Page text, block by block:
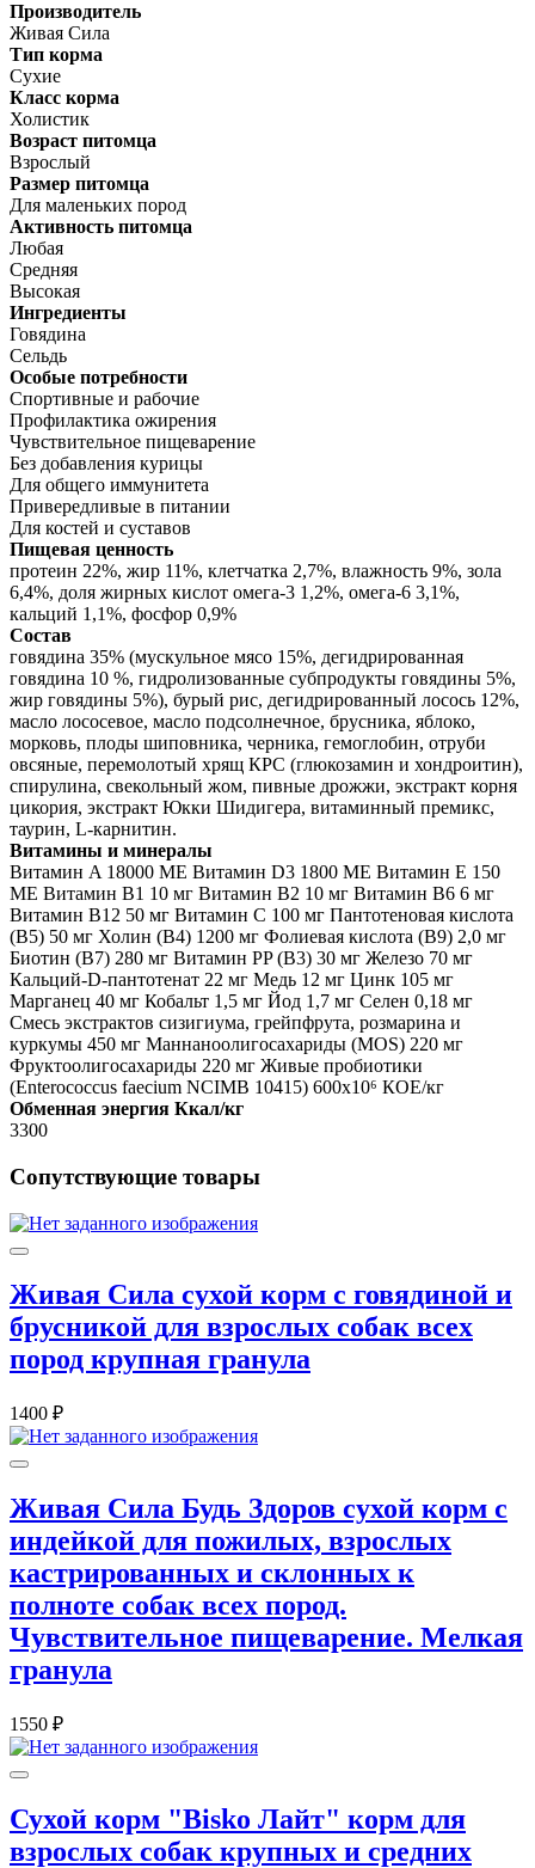
Производитель
Живая Сила
Тип корма
Сухие
Класс корма
Холистик
Возраст питомца
Взрослый
Размер питомца
Для маленьких пород
Активность питомца
Любая
Средняя
Высокая
Ингредиенты
Говядина
Сельдь
Особые потребности
Спортивные и рабочие
Профилактика ожирения
Чувствительное пищеварение
Без добавления курицы
Для общего иммунитета
Привередливые в питании
Для костей и суставов
Пищевая ценность
протеин 22%, жир 11%, клетчатка 2,7%, влажность 9%, зола
6,4%, доля жирных кислот омега-3 1,2%, омега-6 3,1%,
кальций 1,1%, фосфор 0,9%
Состав
говядина 35% (мускульное мясо 15%, дегидрированная
говядина 10 %, гидролизованные субпродукты говядины 5%,
жир говядины 5%), бурый рис, дегидрированный лосось 12%,
масло лососевое, масло подсолнечное, брусника, яблоко,
морковь, плоды шиповника, черника, гемоглобин, отруби
овсяные, перемолотый хрящ КРС (глюкозамин и хондроитин),
спирулина, свекольный жом, пивные дрожжи, экстракт корня
цикория, экстракт Юкки Шидигера, витаминный премикс,
таурин, L-карнитин.
Витамины и минералы
Витамин A 18000 ME Витамин D3 1800 ME Витамин E 150
МЕ Витамин B1 10 мг Витамин B2 10 мг Витамин B6 6 мг
Витамин B12 50 мг Витамин C 100 мг Пантотеновая кислота
(B5) 50 мг Холин (В4) 1200 мг Фолиевая кислота (B9) 2,0 мг
Биотин (В7) 280 мг Витамин PP (B3) 30 мг Железо 70 мг
Кальций-D-пантотенат 22 мг Медь 12 мг Цинк 105 мг
Марганец 40 мг Кобальт 1,5 мг Йод 1,7 мг Селен 0,18 мг
Смесь экстрактов сизигиума, грейпфрута, розмарина и
куркумы 450 мг Маннаноолигосахариды (MOS) 220 мг
Фруктоолигосахариды 220 мг Живые пробиотики
(Enterococcus faecium NCIMB 10415) 600x10⁶ КОЕ/кг
Обменная энергия Ккал/кг
3300
Сопутствующие товары
Живая Сила сухой корм с говядиной и
брусникой для взрослых собак всех
пород крупная гранула
1400 ₽
Живая Сила Будь Здоров сухой корм с
индейкой для пожилых, взрослых
кастрированных и склонных к
полноте собак всех пород.
Чувствительное пищеварение. Мелкая
гранула
1550 ₽
Сухой корм "Bisko Лайт" корм для
взрослых собак крупных и средних